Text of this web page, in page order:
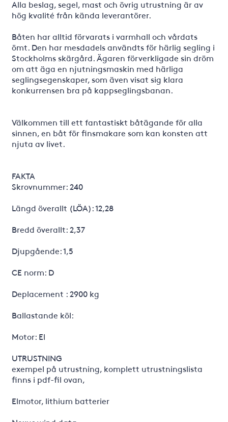
Alla beslag, segel, mast och övrig utrustning är av
hög kvalité från kända leverantörer.
Båten har alltid förvarats i varmhall och vårdats
ömt. Den har mesdadels användts för härlig segling i
Stockholms skärgård. Ägaren förverkligade sin dröm
om att äga en njutningsmaskin med härliga
seglingsegenskaper, som även visat sig klara
konkurrensen bra på kappseglingsbanan.
Välkommen till ett fantastiskt båtägande för alla
sinnen, en båt för finsmakare som kan konsten att
njuta av livet.
FAKTA
Skrovnummer: 240
Längd överallt (LÖA): 12,28
Bredd överallt: 2,37
Djupgående: 1,5
CE norm: D
Deplacement : 2900 kg
Ballastande köl:
Motor: El
UTRUSTNING
exempel på utrustning, komplett utrustningslista
finns i pdf-fil ovan,
Elmotor, lithium batterier